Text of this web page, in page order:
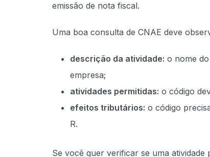
emissão de nota fiscal.
Uma boa consulta de CNAE deve
descrição da atividade: o nome
empresa;
atividades permitidas: o código
efeitos tributários: o código
R.
Se você quer verificar se uma atividade